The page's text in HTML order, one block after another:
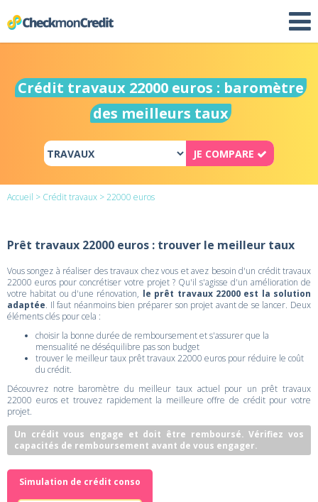
Crédit travaux 22000 euros : baromètre
des meilleurs taux
JE COMPARE
Accueil > Crédit travaux > 22000 euros
Prêt travaux 22000 euros : trouver le meilleur taux
Vous songez à réaliser des travaux chez vous et avez besoin d'un crédit travaux
22000 euros pour concrétiser votre projet ? Qu'il s'agisse d'un amélioration de
votre habitat ou d'une rénovation, le prêt travaux 22000 est la solution
adaptée. Il faut néanmoins bien préparer son projet avant de se lancer. Deux
éléments clés pour cela :
choisir la bonne durée de remboursement et s'assurer que la
mensualité ne déséquilibre pas son budget
trouver le meilleur taux prêt travaux 22000 euros pour réduire le coût
du crédit.
Découvrez notre baromètre du meilleur taux actuel pour un prêt travaux
22000 euros et trouvez rapidement la meilleure offre de crédit pour votre
projet.
Un crédit vous engage et doit être remboursé. Vérifiez vos
capacités de remboursement avant de vous engager.
Simulation de crédit conso